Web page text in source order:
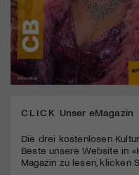
CLICK Unser eMagazin
Die drei kostenlosen
Beste unsere Website in
Magazin zu lesen, klicken